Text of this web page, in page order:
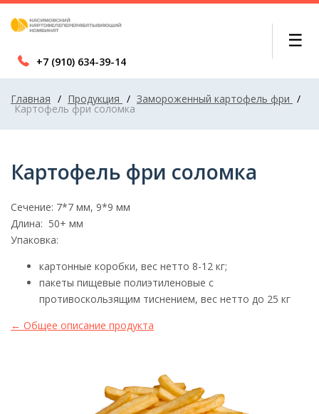
+7 (910) 634-39-14
☰
Главная / Продукция / Замороженный картофель фри /
Картофель фри соломка
Картофель фри соломка
Сечение: 7*7 мм, 9*9 мм
Длина: 50+ мм
Упаковка:
картонные коробки, вес нетто 8-12 кг;
пакеты пищевые полиэтиленовые с
противоскользящим тиснением, вес нетто до 25 кг
← Общее описание продукта